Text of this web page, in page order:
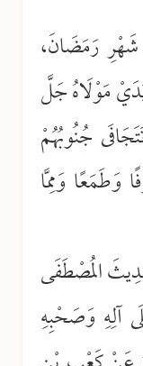
شَهْرِ رَمَضَانَ،
يَدَيْ مَوْلَاهُ جَلَّ
جُنُوبُهُمْ
وَطَمَعًا وَمِمَّا
المُصْطَفَى
آلِهِ وَصَحْبِهِ